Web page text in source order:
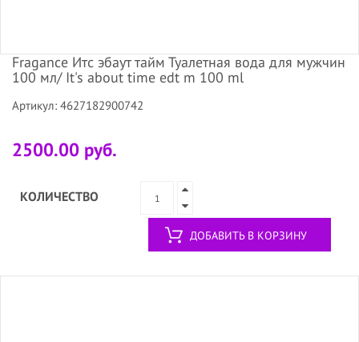
Fragance Итс эбаут тайм Туалетная вода для мужчин
100 мл/ It's about time edt m 100 ml
Артикул: 4627182900742
2500.00 руб.
КОЛИЧЕСТВО
ДОБАВИТЬ В КОРЗИНУ